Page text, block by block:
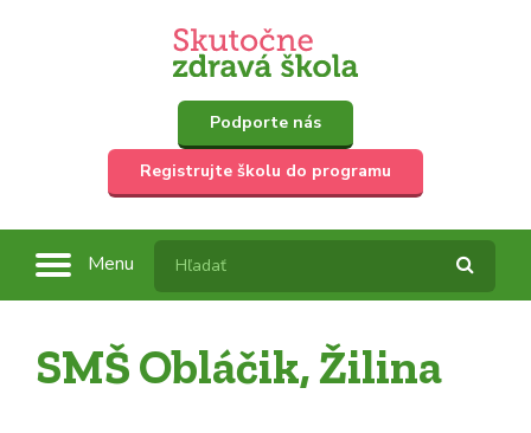
Podporte nás
Registrujte školu do programu
Menu
SMŠ Obláčik, Žilina